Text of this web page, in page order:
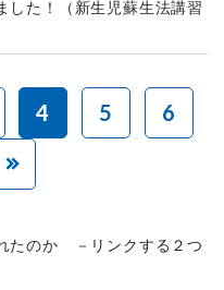
した！（新生児蘇生法講習
4 5
6
たのか －リンクする２つ